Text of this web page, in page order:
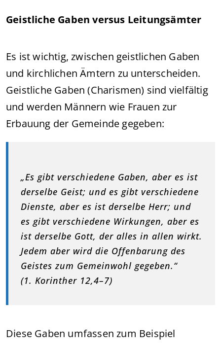
Geistliche Gaben versus Leitungsämter
Es ist wichtig, zwischen geistlichen Gaben
und kirchlichen Ämtern zu unterscheiden.
Geistliche Gaben (Charismen) sind vielfältig
und werden Männern wie Frauen zur
Erbauung der Gemeinde gegeben:
„Es gibt verschiedene Gaben, aber es ist
derselbe Geist; und es gibt verschiedene
Dienste, aber es ist derselbe Herr; und
es gibt verschiedene Wirkungen, aber es
ist derselbe Gott, der alles in allen wirkt.
Jedem aber wird die Offenbarung des
Geistes zum Gemeinwohl gegeben.“
(1. Korinther 12,4–7)
Diese Gaben umfassen zum Beispiel